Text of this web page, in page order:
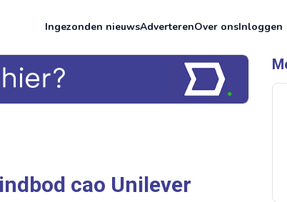
Ingezonden nieuwsAdverterenOver onsInloggen
cao Unilever